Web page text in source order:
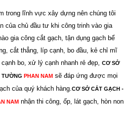
trong lĩnh vực xây dựng nên chúng tôi
của chủ đầu tư khi công trinh vào gia
gia công cắt gạch, tận dụng gạch bể
cắt thẳng, líp cạnh, bo đầu, kẻ chỉ mĩ
bo, xử lý cạnh nhanh rẻ đẹp,
CƠ SỞ
TƯỜNG PHAN NAMsẽ đáp ứng được mọi
của quý khách hàng. CƠ SỞ CẮT GẠCH -
NAMnhận thi công, ốp, lát gạch, hòn non